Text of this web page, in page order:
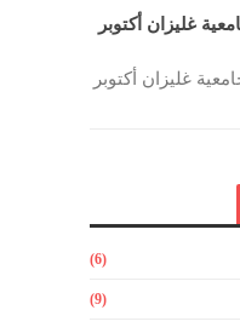
غليزان أكتوبر
غليزان أكتوبر
(6)
(9)